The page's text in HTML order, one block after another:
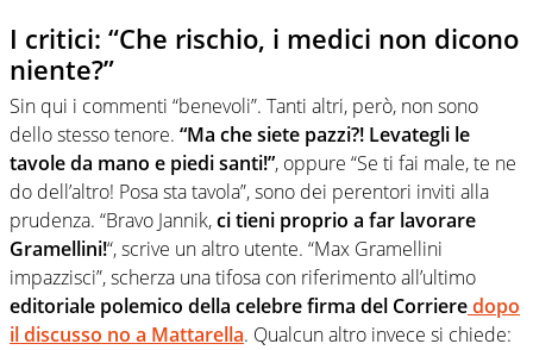
I critici: “Che rischio, i medici non dicono
niente?”
Sin qui i commenti “benevoli”. Tanti altri, però, non sono
dello stesso tenore. “Ma che siete pazzi?! Levategli le
tavole da mano e piedi santi!”, oppure “Se ti fai male, te ne
do dell’altro! Posa sta tavola”, sono dei perentori inviti alla
prudenza. “Bravo Jannik,ci tieni proprio a far lavorare
Gramellini!“, scrive un altro utente. “Max Gramellini
impazzisci”, scherza una tifosa con riferimento all’ultimo
editoriale polemico della celebre firma del Corrieredopo
il discusso no a Mattarella. Qualcun altro invece si chiede: